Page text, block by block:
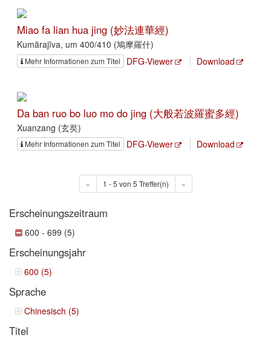
Miao fa lian hua jing (妙法連華經)
Kumārajīva, um 400/410 (鳩摩羅什)
Mehr Informationen zum Titel DFG-Viewer Download
Da ban ruo bo luo mo do jing (大般若波羅蜜多經)
Xuanzang (玄奘)
Mehr Informationen zum Titel DFG-Viewer Download
« 1 - 5 von 5 Treffer(n) »
Erscheinungszeitraum
600 - 699 (5)
Erscheinungsjahr
600 (5)
Sprache
Chinesisch (5)
Titel